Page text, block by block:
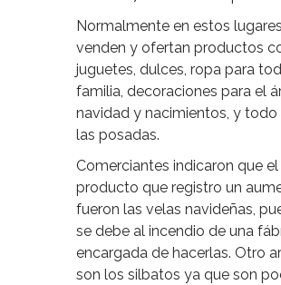
Normalmente en estos lugares
venden y ofertan productos
juguetes, dulces, ropa para
familia, decoraciones para el
navidad y nacimientos, y todo
las posadas.
Comerciantes indicaron que el
producto que registro un
fueron las velas navideñas,
se debe al incendio de una
encargada de hacerlas. Otro
son los silbatos ya que son